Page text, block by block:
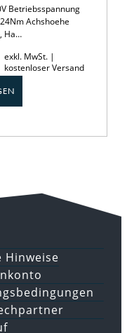
Betriebsspannung
Achshoehe
Ha…
exkl. MwSt. |
kostenloser Versand
Hinweise